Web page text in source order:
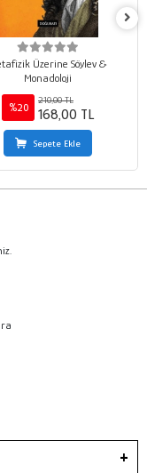
Üzerine Söylev &
Monadoloji
%20
210,00 TL
168,00 TL
Sepete Ekle